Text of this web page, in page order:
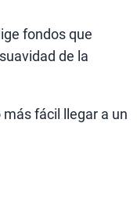
fondos que
de la
fácil llegar a un